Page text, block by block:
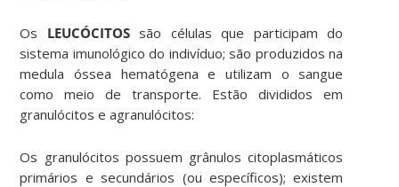
Os LEUCÓCITOSsão células que participam do
sistema imunológico do indivíduo; são produzidos na
medula óssea hematógena e utilizam o sangue
como meio de transporte. Estão divididos em
granulócitos e agranulócitos:
Os granulócitos possuem grânulos citoplasmáticos
primários e secundários (ou específicos); existem